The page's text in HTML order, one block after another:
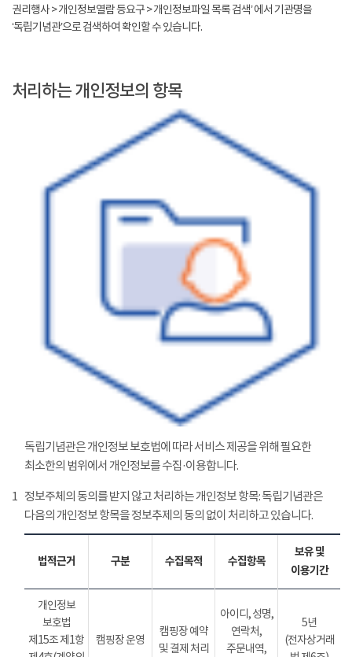
권리행사 > 개인정보열람 등요구 > 개인정보파일 목록 검색’ 에서 기관명을
‘독립기념관’으로 검색하여 확인할 수 있습니다.
처리하는 개인정보의 항목
독립기념관은 개인정보 보호법에 따라 서비스 제공을 위해 필요한
최소한의 범위에서 개인정보를 수집·이용합니다.
1 정보주체의 동의를 받지 않고 처리하는 개인정보 항목: 독립기념관은
다음의 개인정보 항목을 정보추제의 동의 없이 처리하고 있습니다.
법적근거 구분 수집목적 수집항목
보유 및
이용기간
개인정보
보호법
제15조 제1항
캠핑장 운영
캠핑장 예약
및 결제 처리
아이디, 성명,
연락처,
주문내역,
5년
(전자상거래